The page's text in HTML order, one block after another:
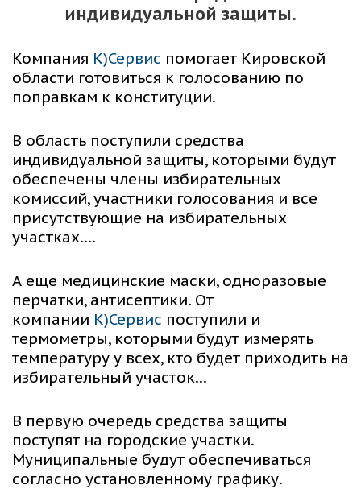
индивидуальной защиты.
Компания К)Сервис помогает Кировской
области готовиться к голосованию по
поправкам к конституции.
В область поступили средства
индивидуальной защиты, которыми будут
обеспечены члены избирательных
комиссий, участники голосования и все
присутствующие на избирательных
участках….
А еще медицинские маски, одноразовые
перчатки, антисептики. От
компании К)Сервис поступили и
термометры, которыми будут измерять
температуру у всех, кто будет приходить на
избирательный участок…
В первую очередь средства защиты
поступят на городские участки.
Муниципальные будут обеспечиваться
согласно установленному графику.